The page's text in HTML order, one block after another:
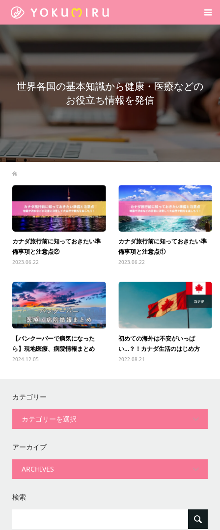
世界各国の基本知識から健康・医療などの
お役立ち情報を発信
カナダ旅行前に知っておきたい準
備事項と注意点②
2023.06.22
カナダ旅行前に知っておきたい準
備事項と注意点①
2023.06.22
【バンクーバーで病気になった
ら】現地医療、病院情報まとめ
2024.12.05
初めての海外は不安がいっぱ
い…？！カナダ生活のはじめ方
2022.08.21
カテゴリー
アーカイブ
検索